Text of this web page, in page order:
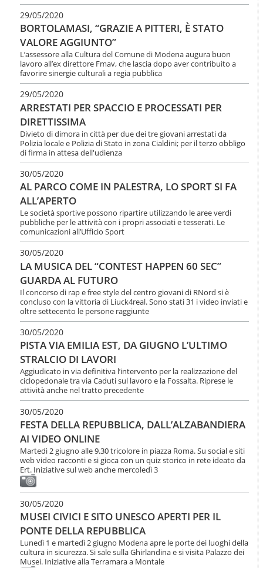
29/05/2020
BORTOLAMASI, “GRAZIE A PITTERI, È STATO
VALORE AGGIUNTO”
L’assessore alla Cultura del Comune di Modena augura buon
lavoro all’ex direttore Fmav, che lascia dopo aver contribuito a
favorire sinergie culturali a regia pubblica
29/05/2020
ARRESTATI PER SPACCIO E PROCESSATI PER
DIRETTISSIMA
Divieto di dimora in città per due dei tre giovani arrestati da
Polizia locale e Polizia di Stato in zona Cialdini; per il terzo obbligo
di firma in attesa dell'udienza
30/05/2020
AL PARCO COME IN PALESTRA, LO SPORT SI FA
ALL’APERTO
Le società sportive possono ripartire utilizzando le aree verdi
pubbliche per le attività con i propri associati e tesserati. Le
comunicazioni all’Ufficio Sport
30/05/2020
LA MUSICA DEL “CONTEST HAPPEN 60 SEC”
GUARDA AL FUTURO
Il concorso di rap e free style del centro giovani di RNord si è
concluso con la vittoria di Liuck4real. Sono stati 31 i video inviati e
oltre settecento le persone raggiunte
30/05/2020
PISTA VIA EMILIA EST, DA GIUGNO L’ULTIMO
STRALCIO DI LAVORI
Aggiudicato in via definitiva l’intervento per la realizzazione del
ciclopedonale tra via Caduti sul lavoro e la Fossalta. Riprese le
attività anche nel tratto precedente
30/05/2020
FESTA DELLA REPUBBLICA, DALL’ALZABANDIERA
AI VIDEO ONLINE
Martedì 2 giugno alle 9.30 tricolore in piazza Roma. Su social e siti
web video racconti e si gioca con un quiz storico in rete ideato da
Ert. Iniziative sul web anche mercoledì 3
30/05/2020
MUSEI CIVICI E SITO UNESCO APERTI PER IL
PONTE DELLA REPUBBLICA
Lunedì 1 e martedì 2 giugno Modena apre le porte dei luoghi della
cultura in sicurezza. Si sale sulla Ghirlandina e si visita Palazzo dei
Musei. Iniziative alla Terramara a Montale